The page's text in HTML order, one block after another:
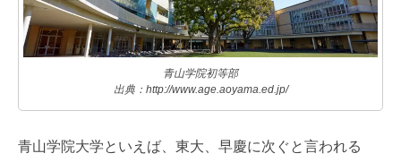
青山学院初等部
出典：http://www.age.aoyama.ed.jp/
青山学院大学といえば、東大、早慶に次ぐと言われる